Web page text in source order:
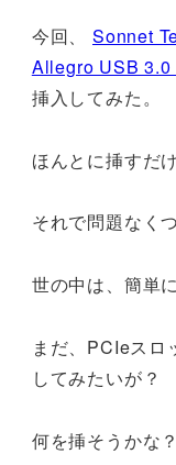
今回、 Sonnet
Allegro USB 3.0
挿入してみた。
ほんとに挿すだ
それで問題なく
世の中は、簡単
まだ、PCIeスロ
してみたいが？
何を挿そうかな？